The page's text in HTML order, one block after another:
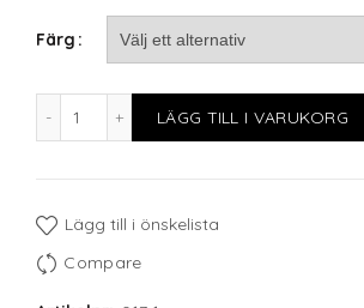
Färg
Fackindelad korg, 49 glas max
LÄGG TILL I VARUKORG
Lägg till i önskelista
Compare